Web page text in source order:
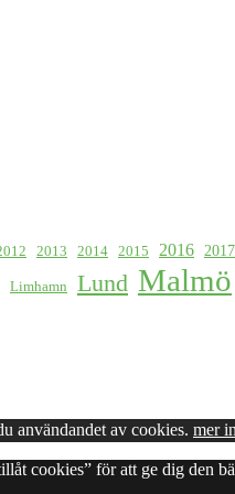
2013 2014 2015 2016 2017
Limhamn Lund Malmö
användandet av cookies. mer
cookies” för att ge dig den